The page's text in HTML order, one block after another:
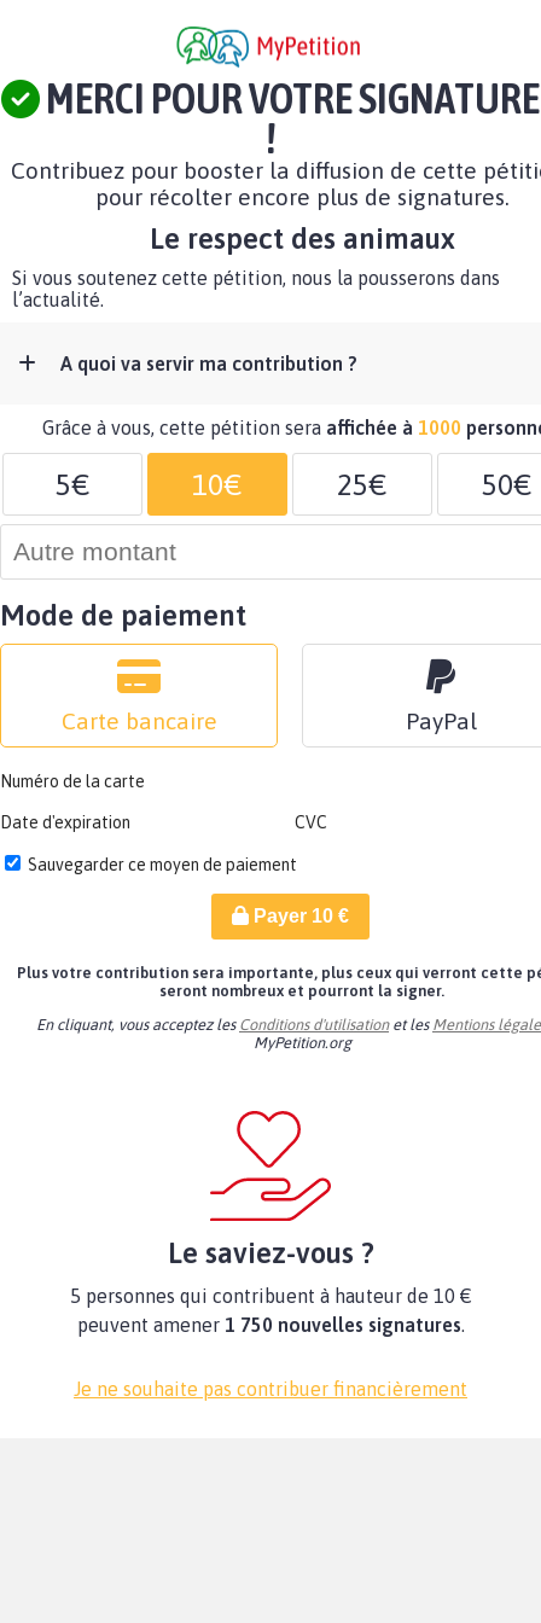
MERCI POUR VOTRE SIGNATURE
!
Contribuez pour booster la diffusion de cette
pour récolter encore plus de signatures.
Le respect des animaux
Si vous soutenez cette pétition, nous la pousserons dans
l’actualité.
A quoi va servir ma contribution ?
Grâce à vous, cette pétition sera affichée à 1000
5€ 10€ 25€ 50€
Mode de paiement
Carte bancaire PayPal
Numéro de la carte
Date d'expiration CVC
Sauvegarder ce moyen de paiement
Payer 10€
Plus votre contribution sera importante, plus ceux qui verront cette
seront nombreux et pourront la signer.
En cliquant, vous acceptez les Conditions d'utilisationet les Mentions
MyPetition.org
Le saviez-vous ?
5 personnes qui contribuent à hauteur de 10 €
peuvent amener 1 750 nouvelles signatures.
Je ne souhaite pas contribuer financièrement